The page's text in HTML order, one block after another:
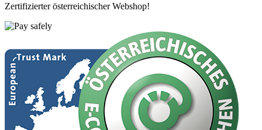
Zertifizierter österreichischer Webshop!